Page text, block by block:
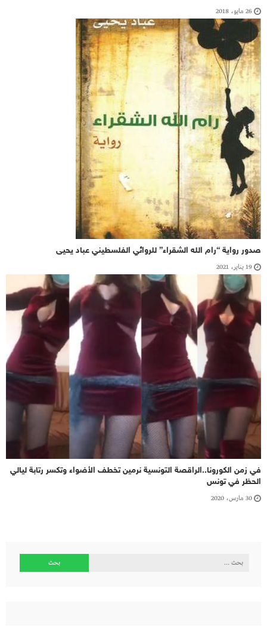
26 مايو، 2018
صدور رواية “رام الله الشقراء” للروائي الفلسطيني عباد يحيى
19 يناير، 2021
في زمن الكورونا..الراقصة التونسية نرمين تخطف الأضواء وتكسر رتابة ليالي
الحظر في تونس
30 مارس، 2020
البحث